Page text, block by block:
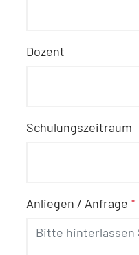
Dozent
Schulungszeitraum
Anliegen / Anfrage*